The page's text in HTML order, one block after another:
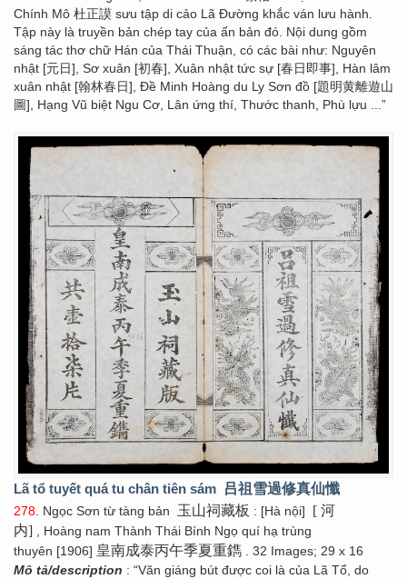
Chính Mô 杜正謨 sưu tập di cảo Lã Đường khắc ván lưu hành.
Tập này là truyền bản chép tay của ấn bản đó. Nội dung gồm
sáng tác thơ chữ Hán của Thái Thuận, có các bài như: Nguyên
nhật [元日], Sơ xuân [初春], Xuân nhật tức sự [春日即事], Hàn lâm
xuân nhật [翰林春日], Đề Minh Hoàng du Ly Sơn đồ [題明黄離遊山
圖], Hạng Vũ biệt Ngu Cơ, Lân ứng thí, Thước thanh, Phù lựu ...”
Lã tổ tuyết quá tu chân tiên sám 吕祖雪過修真仙懺
278 . Ngọc Sơn từ tàng bản 玉山祠藏板 : [Hà nội]
[ 河
内] , Hoàng nam Thành Thái Bính Ngọ quí hạ trùng
thuyên [1906] 皇南成泰丙午季夏重鐫 . 32 Images; 29 x 16
Mô tả/description : “Văn giáng bút được coi là của Lã Tổ, do